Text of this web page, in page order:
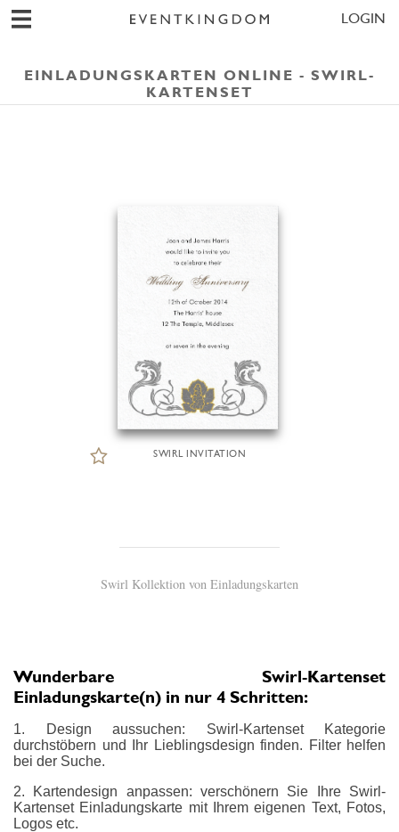
LOGIN
EINLADUNGSKARTEN ONLINE - SWIRL-
KARTENSET
SWIRL INVITATION
Swirl Kollektion von Einladungskarten
Wunderbare Swirl-Kartenset
Einladungskarte(n) in nur 4 Schritten:
1. Design aussuchen: Swirl-Kartenset Kategorie
durchstöbern und Ihr Lieblingsdesign finden. Filter helfen
bei der Suche.
2. Kartendesign anpassen: verschönern Sie Ihre Swirl-
Kartenset Einladungskarte mit Ihrem eigenen Text, Fotos,
Logos etc.